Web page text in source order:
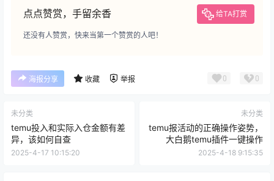
点点赞赏，手留余香 给TA打赏
还没有人赞赏，快来当第一个赞赏的人吧！
海报分享 收藏 举报 0 0
未分类
temu投入和实际入仓金额有差
异，该如何自查
2025-4-17 10:15:20
未分类
temu报活动的正确操作姿势，
大白鹅temu插件一键操作
2025-4-18 9:15:35